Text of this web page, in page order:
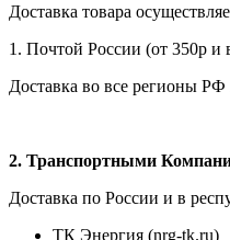
Доставка товара
1. Почтой России (от 350р и
Доставка во все регионы
2. Транспортными
Доставка по России и в
ТК Энергия (nrg-tk.ru)